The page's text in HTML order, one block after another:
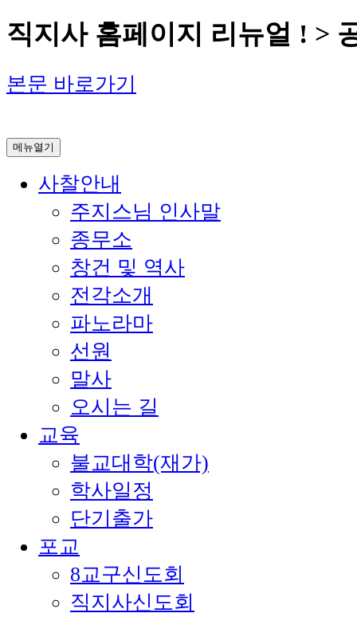
직지사 홈페이지 리뉴얼 ! >
본문 바로가기
메뉴열기
사찰안내
주지스님 인사말
종무소
창건 및 역사
전각소개
파노라마
선원
말사
오시는 길
교육
불교대학(재가)
학사일정
단기출가
포교
8교구신도회
직지사신도회